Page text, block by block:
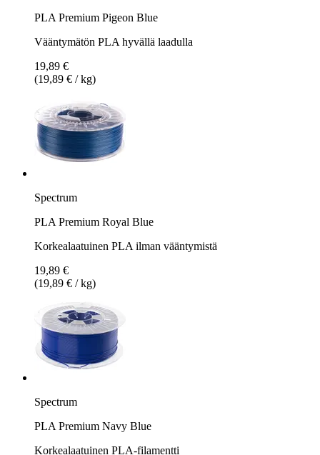
PLA Premium Pigeon Blue
Vääntymätön PLA hyvällä laadulla
19,89 €
(19,89 € / kg)
Spectrum
PLA Premium Royal Blue
Korkealaatuinen PLA ilman vääntymistä
19,89 €
(19,89 € / kg)
Spectrum
PLA Premium Navy Blue
Korkealaatuinen PLA-filamentti